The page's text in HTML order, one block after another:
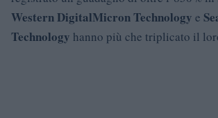
Western DigitalMicron Technology e
Technology hanno più che triplicato il